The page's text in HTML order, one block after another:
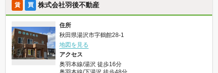
賃 買 株式会社羽後不動産
住所
秋田県湯沢市字鶴館28-1
地図を見る
アクセス
奥羽本線/湯沢 徒歩16分